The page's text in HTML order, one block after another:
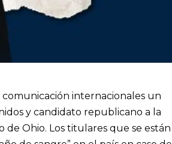
comunicación internacionales un
y candidato republicano a la
Ohio. Los titulares que se están